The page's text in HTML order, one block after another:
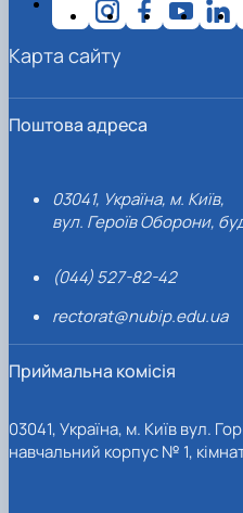
Поштова адреса
03041, Україна, м. Київ,
вул. Героїв Оборони,
(044) 527-82-42
rectorat@nubip.edu.ua
Приймальна комісія
03041, Україна, м. Київ вул.
навчальний корпус № 1,
Карта сайту